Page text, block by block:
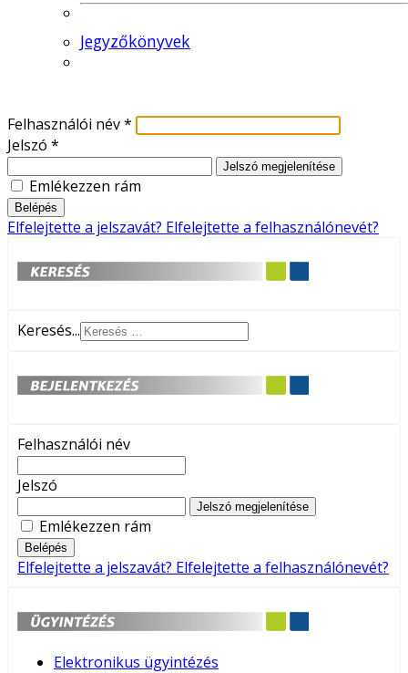
Jegyzőkönyvek
Felhasználói név*
Jelszó *
Jelszó megjelenítése
Emlékezzen rám
Belépés
Elfelejtette a jelszavát? Elfelejtette a felhasználónevét?
Keresés...
Felhasználói név
Jelszó
Jelszó megjelenítése
Emlékezzen rám
Belépés
Elfelejtette a jelszavát? Elfelejtette a felhasználónevét?
Elektronikus ügyintézés